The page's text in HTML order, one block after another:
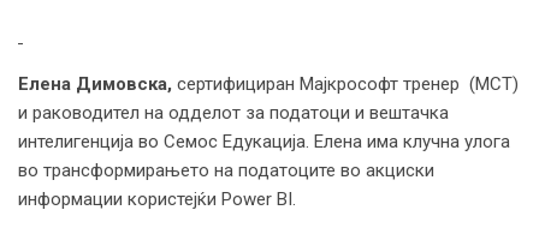
Елена Димовска, сертифициран Мајкрософт тренер (MCT)
и раководител на одделот за податоци и вештачка
интелигенција во Семос Едукација. Елена има клучна улога
во трансформирањето на податоците во акциски
информации користејќи Power BI.